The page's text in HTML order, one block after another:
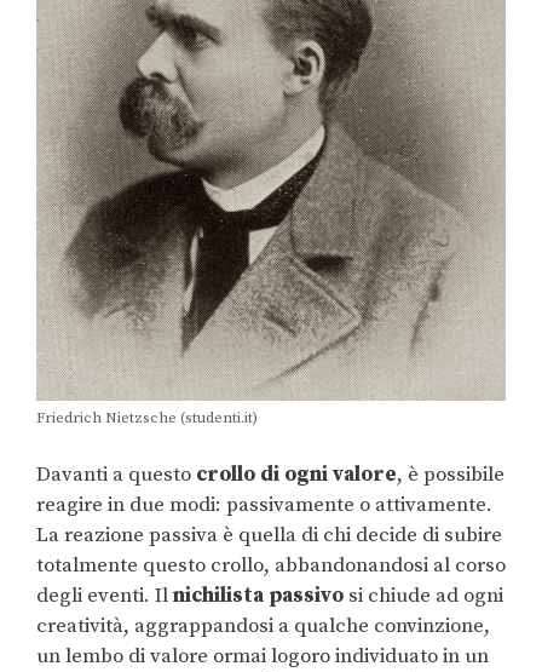
Friedrich Nietzsche (studenti.it)
Davanti a questo crollo di ogni valore, è possibile
reagire in due modi: passivamente o attivamente.
La reazione passiva è quella di chi decide di subire
totalmente questo crollo, abbandonandosi al corso
degli eventi. Ilnichilista passivo si chiude ad ogni
creatività, aggrappandosi a qualche convinzione,
un lembo di valore ormai logoro individuato in un